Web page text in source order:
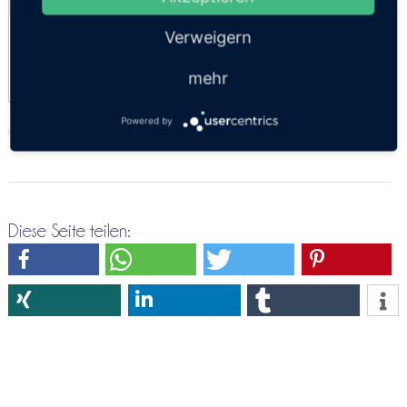
Sleeper Night Boat + Minibus
https://thailandsun.12go.asia/de/travel/Koh Phangan/Koh Lanta/?z=416557
Diese Seite teilen:
Verweigern
mehr
Powered by